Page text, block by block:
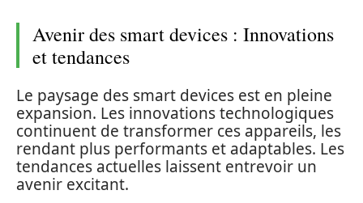
Avenir des smart devices : Innovations
et tendances
Le paysage des smart devices est en pleine
expansion. Les innovations technologiques
continuent de transformer ces appareils, les
rendant plus performants et adaptables. Les
tendances actuelles laissent entrevoir un
avenir excitant.